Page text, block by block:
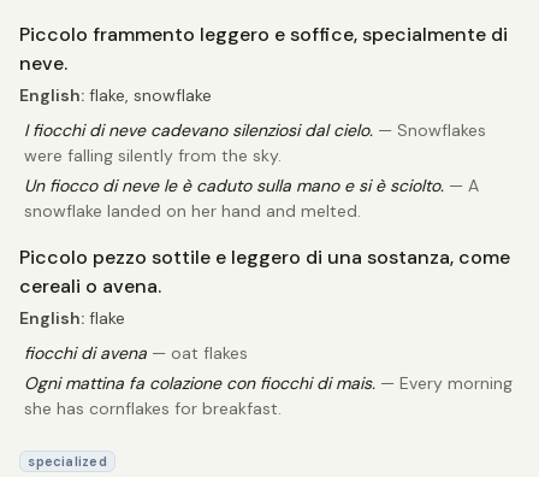
Piccolo frammento leggero e soffice, specialmente di
neve.
English: flake, snowflake
I fiocchi di neve cadevano silenziosi dal cielo. — Snowflakes
were falling silently from the sky.
Un fiocco di neve le è caduto sulla mano e si è sciolto. — A
snowflake landed on her hand and melted.
Piccolo pezzo sottile e leggero di una sostanza, come
cereali o avena.
English: flake
fiocchi di avena — oat flakes
Ogni mattina fa colazione con fiocchi di mais. — Every morning
she has cornflakes for breakfast.
specialized